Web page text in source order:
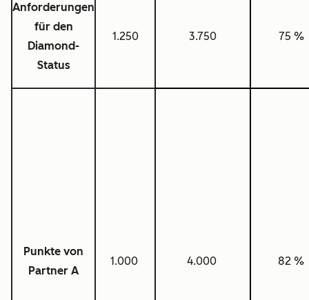
Anforderungen
für den
Diamond-
Status
1.250 3.750 75 %
Punkte von
Partner A
1.000 4.000 82 %